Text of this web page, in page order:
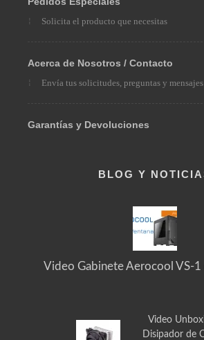
Solicita el producto que necesitas
Acerca de Nosotros / Contacto
Envía tus solicitudes, preguntas y
Garantías y Devoluciones
BLOG Y
Video Gabinete Aerocool VS-1
Video
Disipador de